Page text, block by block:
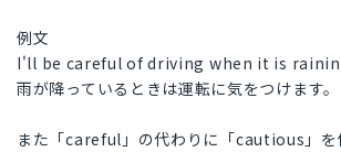
例文
I'll be careful of driving when it is
雨が降っているときは運転に気をつけます。
また「careful」の代わりに「cautious」を